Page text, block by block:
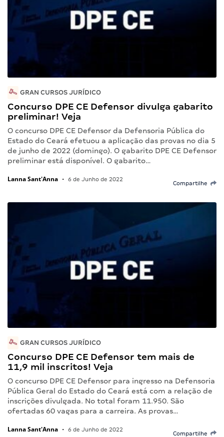
GRAN CURSOS JURÍDICO
Concurso DPE CE Defensor divulga gabarito
preliminar! Veja
O concurso DPE CE Defensor da Defensoria Pública do
Estado do Ceará efetuou a aplicação das provas no dia 5
de junho de 2022 (domingo). O gabarito DPE CE Defensor
preliminar está disponível. O gabarito…
Lanna Sant'Anna • 6 de Junho de 2022
Compartilhe
GRAN CURSOS JURÍDICO
Concurso DPE CE Defensor tem mais de
11,9 mil inscritos! Veja
O concurso DPE CE Defensor para ingresso na Defensoria
Pública Geral do Estado do Ceará está com a relação de
inscrições divulgada. No total foram 11.950. São
ofertadas 60 vagas para a carreira. As provas…
Lanna Sant'Anna • 6 de Junho de 2022
Compartilhe